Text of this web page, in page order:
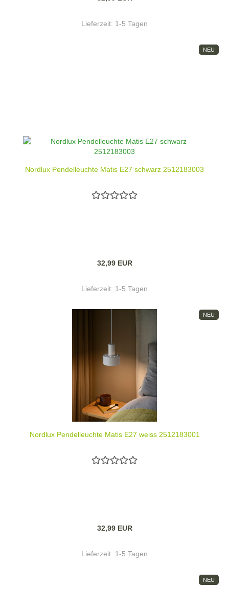
Lieferzeit: 1-5 Tagen
NEU
Nordlux Pendelleuchte Matis E27 schwarz 2512183003
32,99 EUR
Lieferzeit: 1-5 Tagen
NEU
Nordlux Pendelleuchte Matis E27 weiss 2512183001
32,99 EUR
Lieferzeit: 1-5 Tagen
NEU